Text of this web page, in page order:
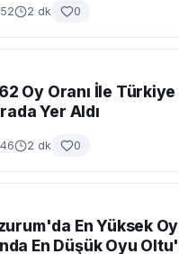
2 dk 0
Oy Oranı İle Türkiye
Yer Aldı
2 dk 0
En Yüksek
En Düşük Oyu